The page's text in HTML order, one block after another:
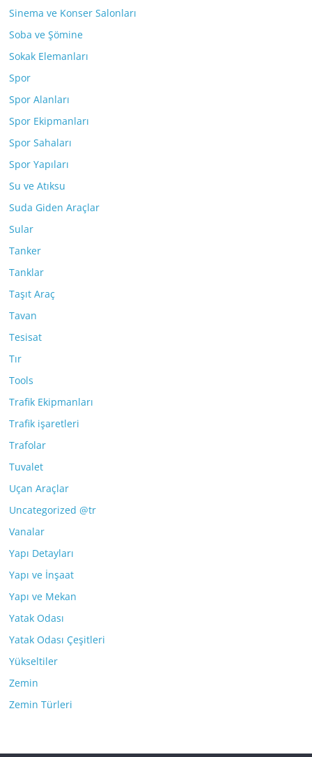
Sinema ve Konser Salonları
Soba ve Şömine
Sokak Elemanları
Spor
Spor Alanları
Spor Ekipmanları
Spor Sahaları
Spor Yapıları
Su ve Atıksu
Suda Giden Araçlar
Sular
Tanker
Tanklar
Taşıt Araç
Tavan
Tesisat
Tır
Tools
Trafik Ekipmanları
Trafik işaretleri
Trafolar
Tuvalet
Uçan Araçlar
Uncategorized @tr
Vanalar
Yapı Detayları
Yapı ve İnşaat
Yapı ve Mekan
Yatak Odası
Yatak Odası Çeşitleri
Yükseltiler
Zemin
Zemin Türleri